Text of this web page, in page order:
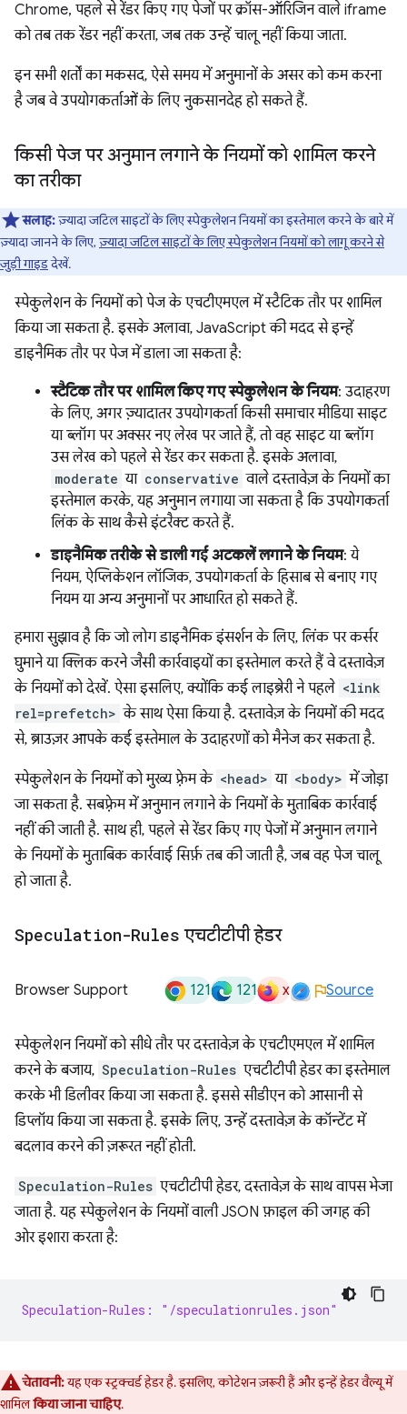
Chrome, पहले से रेंडर किए गए पेजों पर क्रॉस-ऑरिजिन वाले iframe
को तब तक रेंडर नहीं करता, जब तक उन्हें चालू नहीं किया जाता.
इन सभी शर्तों का मकसद, ऐसे समय में अनुमानों के असर को कम करना
है जब वे उपयोगकर्ताओं के लिए नुकसानदेह हो सकते हैं.
किसी पेज पर अनुमान लगाने के नियमों को शामिल करने
का तरीका
सलाह:ज़्यादा जटिल साइटों के लिए स्पेकुलेशन नियमों का इस्तेमाल करने के बारे में
ज़्यादा जानने के लिए, ज़्यादा जटिल साइटों के लिए स्पेकुलेशन नियमों को लागू करने से
जुड़ी गाइडदेखें.
स्पेकुलेशन के नियमों को पेज के एचटीएमएल में स्टैटिक तौर पर शामिल
किया जा सकता है. इसके अलावा, JavaScript की मदद से इन्हें
डाइनैमिक तौर पर पेज में डाला जा सकता है:
स्टैटिक तौर पर शामिल किए गए स्पेकुलेशन के नियम: उदाहरण
के लिए, अगर ज़्यादातर उपयोगकर्ता किसी समाचार मीडिया साइट
या ब्लॉग पर अक्सर नए लेख पर जाते हैं, तो वह साइट या ब्लॉग
उस लेख को पहले से रेंडर कर सकता है. इसके अलावा,
moderate या conservative वाले दस्तावेज़ के नियमों का
इस्तेमाल करके, यह अनुमान लगाया जा सकता है कि उपयोगकर्ता
लिंक के साथ कैसे इंटरैक्ट करते हैं.
डाइनैमिक तरीके से डाली गई अटकलें लगाने के नियम: ये
नियम, ऐप्लिकेशन लॉजिक, उपयोगकर्ता के हिसाब से बनाए गए
नियम या अन्य अनुमानों पर आधारित हो सकते हैं.
हमारा सुझाव है कि जो लोग डाइनैमिक इंसर्शन के लिए, लिंक पर कर्सर
घुमाने या क्लिक करने जैसी कार्रवाइयों का इस्तेमाल करते हैं वे दस्तावेज़
के नियमों को देखें. ऐसा इसलिए, क्योंकि कई लाइब्रेरी ने पहले <link
rel=prefetch> के साथ ऐसा किया है. दस्तावेज़ के नियमों की मदद
से, ब्राउज़र आपके कई इस्तेमाल के उदाहरणों को मैनेज कर सकता है.
स्पेकुलेशन के नियमों को मुख्य फ़्रेम के <head> या <body> में जोड़ा
जा सकता है. सबफ़्रेम में अनुमान लगाने के नियमों के मुताबिक कार्रवाई
नहीं की जाती है. साथ ही, पहले से रेंडर किए गए पेजों में अनुमान लगाने
के नियमों के मुताबिक कार्रवाई सिर्फ़ तब की जाती है, जब वह पेज चालू
हो जाता है.
Speculation-Rules एचटीटीपी हेडर
Browser Support 121 121 x Source
स्पेकुलेशन नियमों को सीधे तौर पर दस्तावेज़ के एचटीएमएल में शामिल
करने के बजाय, Speculation-Rules एचटीटीपी हेडर का इस्तेमाल
करके भी डिलीवर किया जा सकता है. इससे सीडीएन को आसानी से
डिप्लॉय किया जा सकता है. इसके लिए, उन्हें दस्तावेज़ के कॉन्टेंट में
बदलाव करने की ज़रूरत नहीं होती.
Speculation-Rules एचटीटीपी हेडर, दस्तावेज़ के साथ वापस भेजा
जाता है. यह स्पेकुलेशन के नियमों वाली JSON फ़ाइल की जगह की
ओर इशारा करता है:
Speculation-Rules: "/speculationrules.json"
चेतावनी:यह एक स्ट्रक्चर्ड हेडर है. इसलिए, कोटेशन ज़रूरी हैं और इन्हें हेडर वैल्यू में
शामिलकिया जाना चाहिए.